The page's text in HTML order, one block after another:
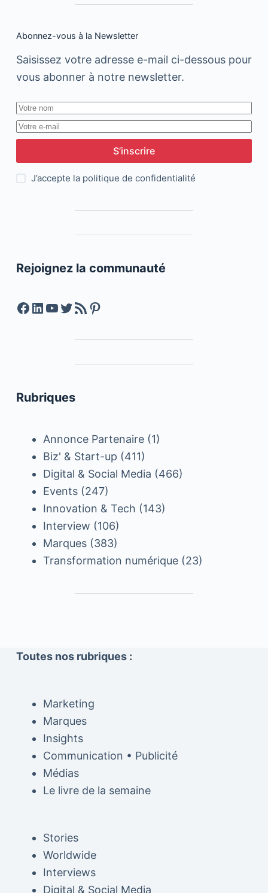
Abonnez-vous à la Newsletter
Saisissez votre adresse e-mail ci-dessous pour
vous abonner à notre newsletter.
S’inscrire
J’accepte la politique de confidentialité
Rejoignez la communauté
Facebook
LinkedIn
YouTube
Twitter
Feed RSSPinterest
Rubriques
Annonce Partenaire(1)
Biz' & Start-up (411)
Digital & Social Media (466)
Events(247)
Innovation & Tech (143)
Interview (106)
Marques(383)
Transformation numérique(23)
Toutes nos rubriques :
Marketing
Marques
Insights
Communication • Publicité
Médias
Le livre de la semaine
Stories
Worldwide
Interviews
Digital & Social Media